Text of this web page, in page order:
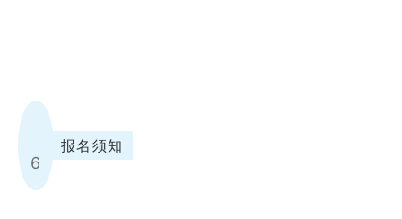
6
报名须知